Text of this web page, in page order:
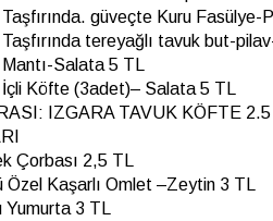
güveçte Kuru Fasülye-
tereyağlı tavuk but-
Salata 5 TL
Köfte (3adet)– Salata 5 TL
IZGARA TAVUK KÖFTE
Çorbası 2,5 TL
Özel Kaşarlı Omlet –Zeytin 3 TL
3 TL